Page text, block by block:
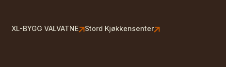
XL-BYGG VALVATNE Stord Kjøkkensenter